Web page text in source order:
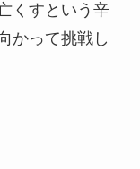
くすという辛
かって挑戦し